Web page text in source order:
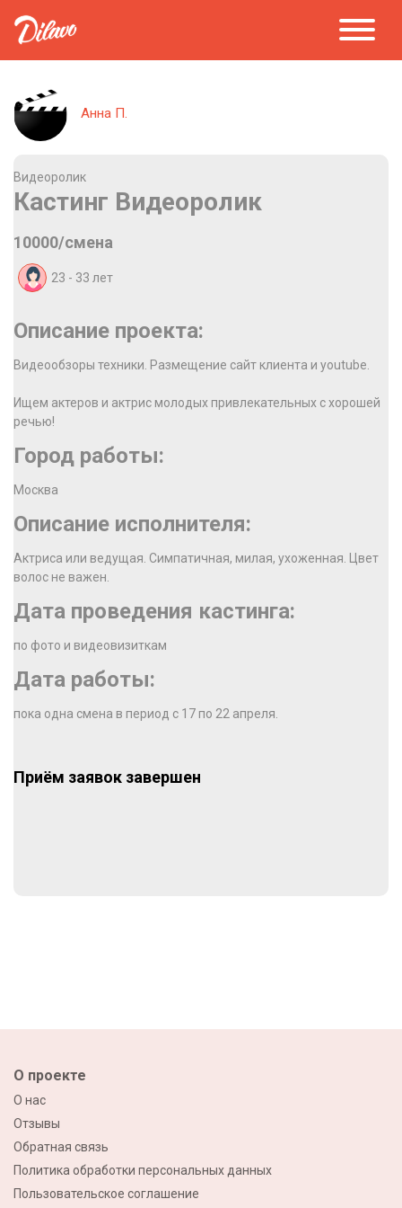
Анна П.
Видеоролик
Кастинг Видеоролик
10000/смена
23 - 33 лет
Описание проекта:
Видеообзоры техники. Размещение сайт клиента и youtube.
Ищем актеров и актрис молодых привлекательных с хорошей
речью!
Город работы:
Москва
Описание исполнителя:
Актриса или ведущая. Симпатичная, милая, ухоженная. Цвет
волос не важен.
Дата проведения кастинга:
по фото и видеовизиткам
Дата работы:
пока одна смена в период с 17 по 22 апреля.
Приём заявок завершен
О проекте
О нас
Отзывы
Обратная связь
Политика обработки персональных данных
Пользовательское соглашение